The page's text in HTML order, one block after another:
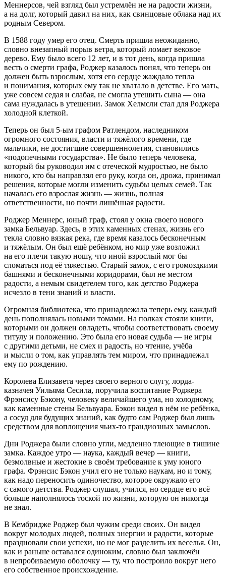
Меннерсов, чей взгляд был устремлён не на радости жизни,
а на долг, который давил на них, как свинцовые облака над их
родным Севером.
В 1588 году умер его отец. Смерть пришла неожиданно,
словно внезапный порыв ветра, который ломает вековое
дерево. Ему было всего 12 лет, и в тот день, когда пришла
весть о смерти графа, Роджер казалось понял, что теперь он
должен быть взрослым, хотя его сердце жаждало тепла
и понимания, которых ему так не хватало в детстве. Его мать,
уже совсем седая и слабая, не смогла утешить сына — она
сама нуждалась в утешении. Замок Хелмсли стал для Роджера
холодной клеткой.
Теперь он был 5-ым графом Ратлендом, наследником
огромного состояния, власти и тяжёлого времени, где
мальчики, не достигшие совершеннолетия, становились
«подопечными государства». Не было теперь человека,
который бы руководил им с отеческой мудростью, не было
никого, кто бы направлял его руку, когда он, дрожа, принимал
решения, которые могли изменить судьбы целых семей. Так
началась его взрослая жизнь — жизнь, полная
ответственности, но почти лишённая радости.
Роджер Меннерс, юный граф, стоял у окна своего нового
замка Бельвуар. Здесь, в этих каменных стенах, жизнь его
текла словно вязкая река, где время казалось бесконечным
и тяжёлым. Он был ещё ребёнком, но мир уже возложил
на его плечи такую ношу, что иной взрослый мог бы
сломаться под её тяжестью. Старый замок, с его громоздкими
башнями и бесконечными коридорами, был не местом
радости, а немым свидетелем того, как детство Роджера
исчезло в тени знаний и власти.
Огромная библиотека, что принадлежала теперь ему, каждый
день пополнялась новыми томами. На полках стояли книги,
которыми он должен овладеть, чтобы соответствовать своему
титулу и положению. Это была его новая судьба — не игры
с другими детьми, не смех и радость, но чтение, учёба
и мысли о том, как управлять тем миром, что принадлежал
ему по рождению.
Королева Елизавета через своего верного слугу, лорда-
казначея Уильяма Сесила, поручила воспитание Роджера
Фрэнсису Бэкону, человеку величайшего ума, но холодному,
как каменные стены Бельвуара. Бэкон видел в нём не ребёнка,
а сосуд для будущих знаний, как будто сам Роджер был лишь
средством для воплощения чьих-то грандиозных замыслов.
Дни Роджера были словно угли, медленно тлеющие в тишине
замка. Каждое утро — наука, каждый вечер — книги,
безмолвные и жестокие в своём требование к уму юного
графа. Фрэнсис Бэкон учил его не только наукам, но и тому,
как надо переносить одиночество, которое окружало его
с самого детства. Роджер слушал, учился, но сердце его всё
больше наполнялось тоской по жизни, которую он никогда
не знал.
В Кембридже Роджер был чужим среди своих. Он видел
вокруг молодых людей, полных энергии и радости, которые
праздновали свои успехи, но не мог разделить их веселья. Он,
как и раньше оставался одиноким, словно был заключён
в непробиваемую оболочку — ту, что построило вокруг него
его собственное происхождение.